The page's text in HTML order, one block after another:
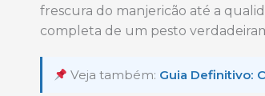
frescura do manjericão até a
completa de um pesto
Veja também: Guia Definitivo: